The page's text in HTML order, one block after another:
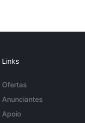
Links
Ofertas
Anunciantes
Apoio